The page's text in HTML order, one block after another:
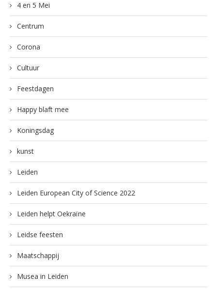
4 en 5 Mei
Centrum
Corona
Cultuur
Feestdagen
Happy blaft mee
Koningsdag
kunst
Leiden
Leiden European City of Science 2022
Leiden helpt Oekraïne
Leidse feesten
Maatschappij
Musea in Leiden